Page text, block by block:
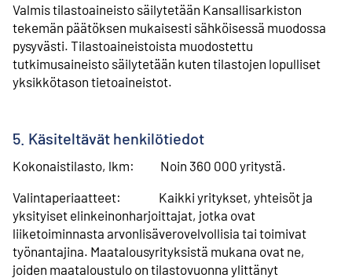
Valmis tilastoaineisto säilytetään Kansallisarkiston
tekemän päätöksen mukaisesti sähköisessä muodossa
pysyvästi. Tilastoaineistoista muodostettu
tutkimusaineisto säilytetään kuten tilastojen lopulliset
yksikkötason tietoaineistot.
5. Käsiteltävät henkilötiedot
Kokonaistilasto, lkm: Noin 360 000 yritystä.
Valintaperiaatteet: Kaikki yritykset, yhteisöt ja
yksityiset elinkeinonharjoittajat, jotka ovat
liiketoiminnasta arvonlisäverovelvollisia tai toimivat
työnantajina. Maatalousyrityksistä mukana ovat ne,
joiden maataloustulo on tilastovuonna ylittänyt